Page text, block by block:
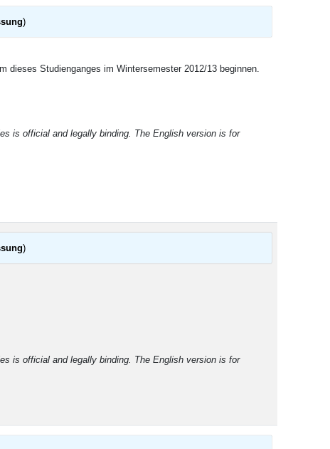
)
Studienganges im Wintersemester 2012/13 beginnen.
is official and legally binding. The English version is for
)
is official and legally binding. The English version is for